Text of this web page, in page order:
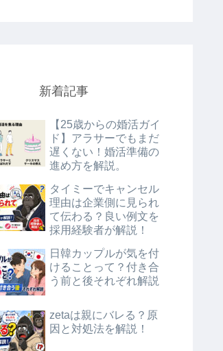
新着記事
【25歳からの婚活ガイ
ド】アラサーでもまだ
遅くない！婚活準備の
進め方を解説。
タイミーでキャンセル
理由は企業側に見られ
て伝わる？良い例文を
採用経験者が解説！
日韓カップルが気を付
けることって？付き合
う前と後それぞれ解説
zetaは親にバレる？原
因と対処法を解説！